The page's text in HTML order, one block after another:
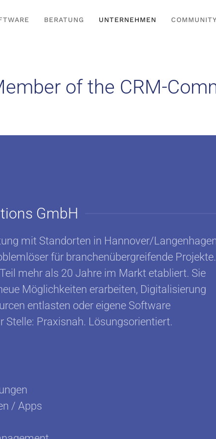
BERATUNG UNTERNEHMEN COMMUNITY
of the CRM-
GmbH
mit Standorten in Hannover/
für branchenübergreifende Projekte.
mehr als 20 Jahre im Markt etabliert. Sie
Möglichkeiten erarbeiten, Digitalisierung
entlasten oder eigene Software
Stelle: Praxisnah. Lösungsorientiert.
/ Apps